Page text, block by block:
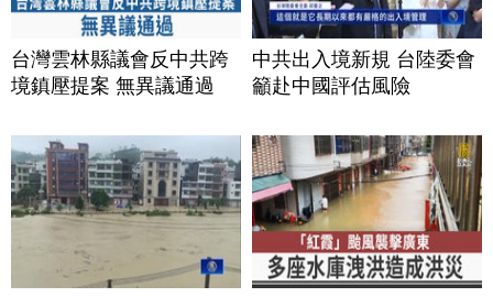
台灣雲林縣議會反中共跨
境鎮壓提案 無異議通過
中共出入境新規 台陸委會
籲赴中國評估風險